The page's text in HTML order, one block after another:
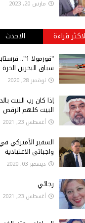
مارس 20, 2023
قراءة الاحدث
"فورمولا
سباق البحرين الحرة
نوفمبر 28, 2020
إذا كان رب البيت
البيت كلهم الرقص
أغسطس 23, 2021
السفير الأميركي
واجباتي الاعتيادية
ديسمبر 03, 2020
رجائي
أغسطس 23, 2021